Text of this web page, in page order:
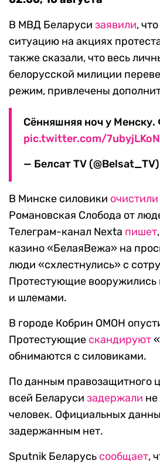
В МВД Беларуси заявили,
ситуацию на акциях
также сказали, что весь
белорусской милиции
режим, привлечены
Сённяшняя ноч у
pic.twitter.com/
— Белсат TV (@Belsat_TV)
В Минске силовики очистили
Романовская Слобода от
Телеграм-канал Nexta пишет
казино «БелаяВежа» на
люди «схлестнулись» с
Протестующие
и шлемами.
В городе Кобрин ОМОН
Протестующие скандируют
обнимаются с силовиками.
По данным правозащитного
всей Беларуси задержали
человек. Официальных
задержанным нет.
Sputnik Беларусь сообщает,